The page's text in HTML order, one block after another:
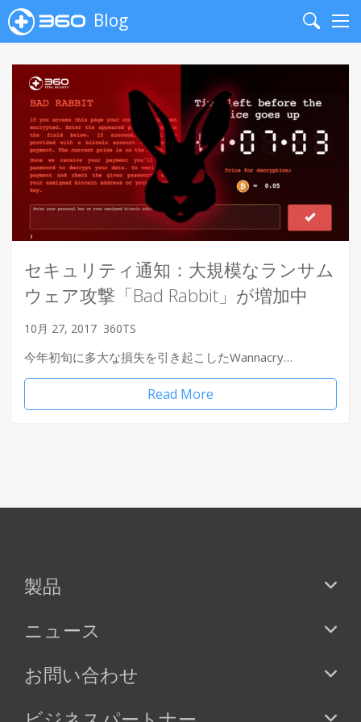
Blog
Search
セキュリティ通知：大規模なランサム
ウェア攻撃「Bad Rabbit」が増加中
10月 27, 2017 360TS
今年初旬に多大な損失を引き起こしたWannacry…
Read More
製品
ニュース
お問い合わせ